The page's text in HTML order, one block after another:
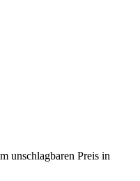
unschlagbaren Preis in